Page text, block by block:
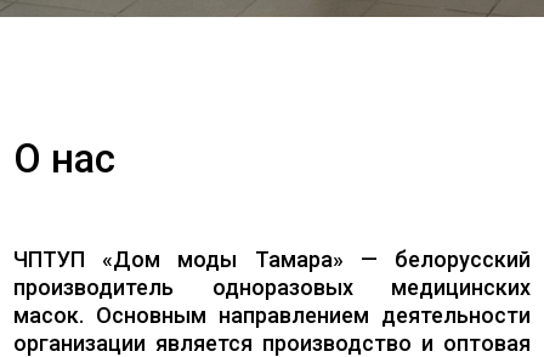
О нас
ЧПТУП «Дом моды Тамара» — белорусский
производитель одноразовых медицинских
масок. Основным направлением деятельности
организации является производство и оптовая